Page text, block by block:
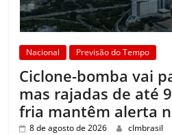
Nacional Previsão do Tempo
Ciclone-bomba vai
mas rajadas de até
fria mantêm alerta
8 de agosto de 2026 clmbrasil